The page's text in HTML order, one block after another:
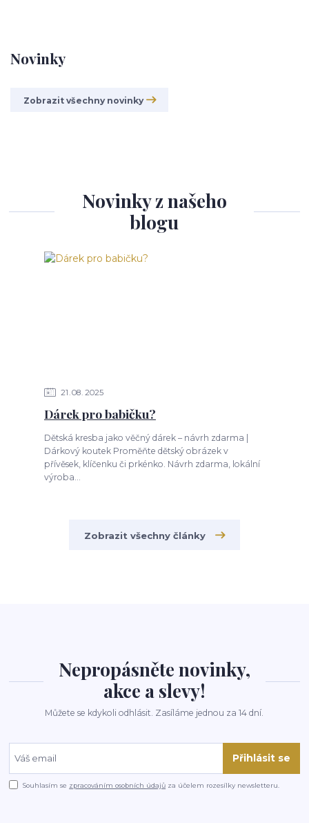
Novinky
Zobrazit všechny novinky
Novinky z našeho
blogu
21 08 2025
Dárek pro babičku?
Dětská kresba jako věčný dárek – návrh zdarma |
Dárkový koutek Proměňte dětský obrázek v
přívěsek, klíčenku či prkénko. Návrh zdarma, lokální
výroba...
Zobrazit všechny články
Nepropásněte novinky,
akce a slevy!
Můžete se kdykoli odhlásit. Zasíláme jednou za 14 dní.
Přihlásit se
Souhlasím se zpracováním osobních údajů za účelem rozesílky newsletteru.